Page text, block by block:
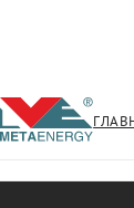
← Продукция/